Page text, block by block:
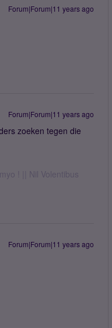
Forum|Forum|11 years ago
Forum|Forum|11 years ago
zoeken tegen die
! || Nil Volentibus
Forum|Forum|11 years ago